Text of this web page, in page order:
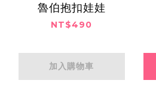
魯伯抱扣娃娃
NT$490
加入購物車